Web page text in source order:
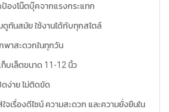
องโน๊ตบุ๊คจากแรงกระแทก
ดูทันสมัย ใช้งานได้กับทุกสไตล์
พาสะดวกในทุกวัน
บเล็ตขนาด 11-12 นิ้ว
ง่าย ไม่ติดขัด
ใจเรื่องดีไซน์ ความสะดวก และความยั่งยืนใน